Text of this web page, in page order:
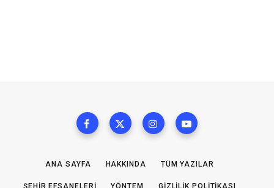
ANA SAYFA HAKKINDA TÜM YAZILAR
ŞEHIR EFSANELERI YÖNTEM GIZLILIK POLITIKASI